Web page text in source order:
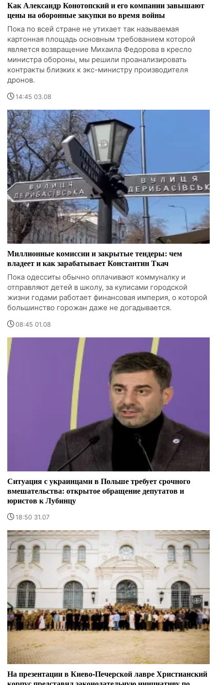
Как Александр Конотопский и его компании завышают
цены на оборонные закупки во время войны
Пока по всей стране не утихает так называемая
картонная площадь основным требованием которой
является возвращение Михаила Федорова в кресло
министра обороны, мы решили проанализировать
контракты близких к экс-министру производителя
дронов.
14:45 03.08
Миллионные комиссии и закрытые тендеры: чем
владеет и как зарабатывает Константин Ткач
Пока одесситы обычно оплачивают коммуналку и
отправляют детей в школу, за кулисами городской
жизни годами работает финансовая империя, о которой
большинство горожан даже не догадывается.
08:45 01.08
Ситуация с украинцами в Польше требует срочного
вмешательства: открытое обращение депутатов и
юристов к Лубинцу
18:50 31.07
На презентации в Киево-Печерской лавре Христианский